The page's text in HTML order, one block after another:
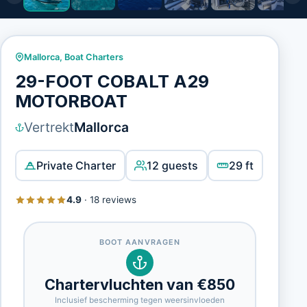
Mallorca, Boat Charters
29-FOOT COBALT A29
MOTORBOAT
VertrektMallorca
Private Charter 12 guests 29 ft
4.9· 18 reviews
BOOT AANVRAGEN
Chartervluchten van €850
Inclusief bescherming tegen weersinvloeden